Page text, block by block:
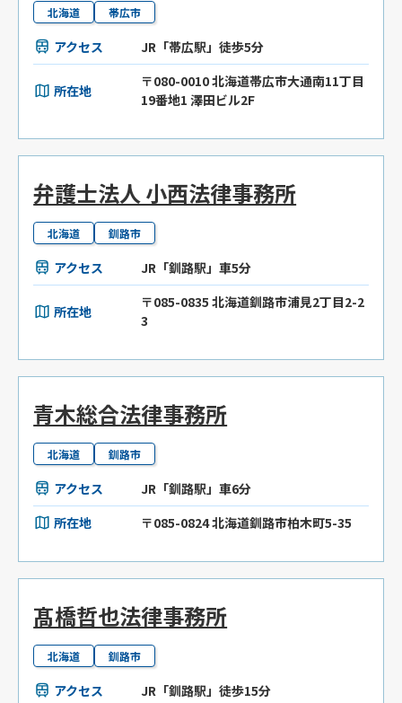
北海道 帯広市
アクセス JR「帯広駅」徒歩5分
所在地
〒080-0010 北海道帯広市大通南11丁目
19番地1 澤田ビル2F
弁護士法人 小西法律事務所
北海道 釧路市
アクセス JR「釧路駅」車5分
所在地
〒085-0835 北海道釧路市浦見2丁目2-2
3
青木総合法律事務所
北海道 釧路市
アクセス
JR「釧路駅」車6分
所在地
〒085-0824 北海道釧路市柏木町5-35
髙橋哲也法律事務所
北海道 釧路市
アクセス JR「釧路駅」徒歩15分